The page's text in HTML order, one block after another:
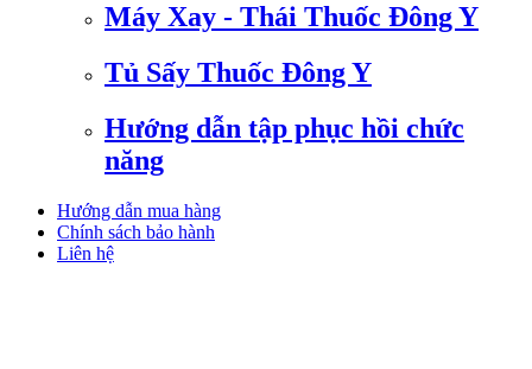
Máy Xay - Thái Thuốc Đông Y
Tủ Sấy Thuốc Đông Y
Hướng dẫn tập phục hồi chức
năng
Hướng dẫn mua hàng
Chính sách bảo hành
Liên hệ